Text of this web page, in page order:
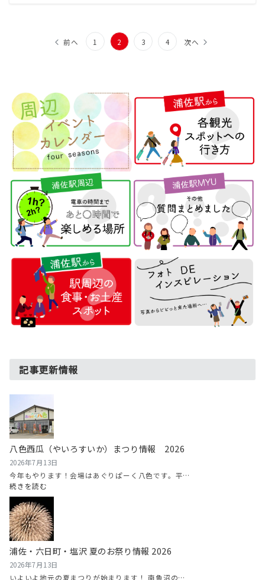
ペ
ー
ジ
送
り
前へ 1 2 3 4 次へ
記事更新情報
八色西瓜（やいろすいか）まつり情報 2026
2026年7月13日
今年もやります！会場はあぐりぱーく八色です。平…
続きを読む
八
色
西
瓜
（や
い
ろ
す
浦佐・六日町・塩沢 夏のお祭り情報 2026
2026年7月13日
いよいよ地元の夏まつりが始まります！ 南魚沼の…